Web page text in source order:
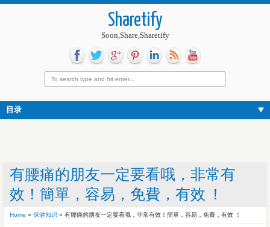
Sharetify
Soon,Share,Sharetify
目录
有腰痛的朋友一定要看哦，非常有
效！簡單，容易，免費，有效 ！
Home » 保健知识 » 有腰痛的朋友一定要看哦，非常有效！簡單，容易，免費，有效 ！